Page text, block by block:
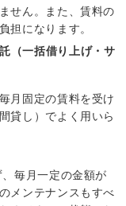
せん。また、賃料の
担になります。
（一括借り上げ・サ
月固定の賃料を受け
貸し）でよく用いら
毎月一定の金額が
メンテナンスもすべ